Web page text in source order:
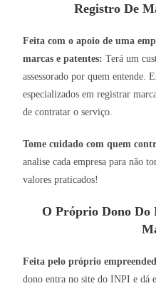
Registro De
Feita com o apoio de uma
marcas e patentes: Terá um
assessorado por quem entende.
especializados em registrar
de contratar o serviço.
Tome cuidado com quem
analise cada empresa para não
valores praticados!
O Próprio Dono Do
Feita pelo próprio
dono entra no site do INPI e dá